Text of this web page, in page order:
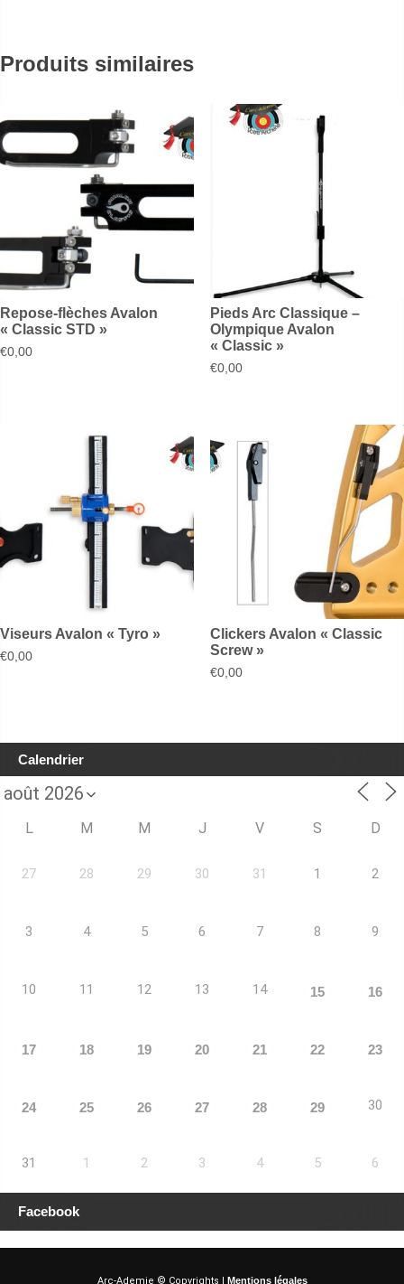
Produits similaires
Repose-flèches Avalon
« Classic STD »
€0,00
Pieds Arc Classique –
Olympique Avalon
« Classic »
€0,00
Viseurs Avalon « Tyro »
€0,00
Clickers Avalon « Classic
Screw »
€0,00
Calendrier
L M M J V S D
27 28 29 30 31 1 2
3 4 5 6 7 8 9
10 11 12 13 14 15 16
17 18 19 20 21 22 23
24 25 26 27 28 29 30
31 1 2 3 4 5 6
Facebook
Arc-Ademie © Copyrights | Mentions légales